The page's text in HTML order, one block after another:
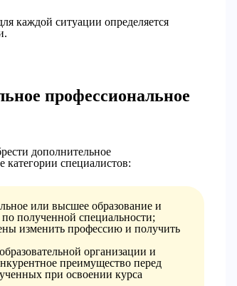
каждой ситуации определяется
профессиональное
дополнительное
категории специалистов:
или высшее образование и
полученной специальности;
изменить профессию и получить
организации и
преимущество перед
при освоении курса